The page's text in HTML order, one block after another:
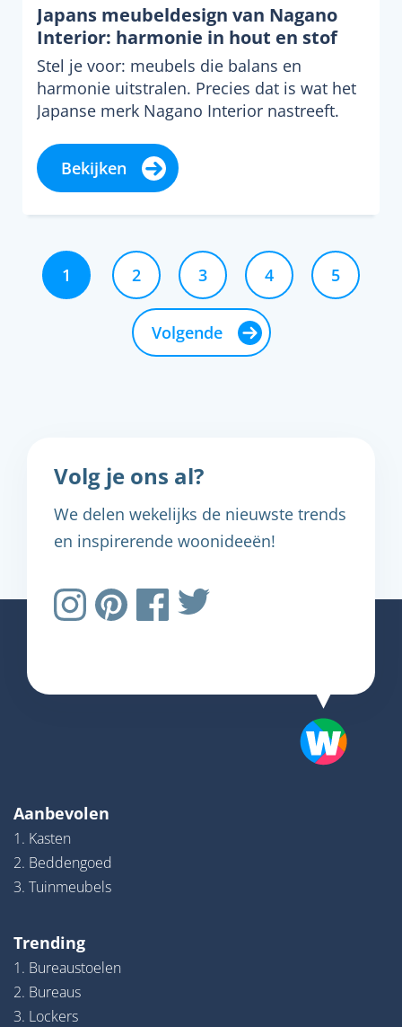
Japans meubeldesign van Nagano
Interior: harmonie in hout en stof
Stel je voor: meubels die balans en
harmonie uitstralen. Precies dat is wat het
Japanse merk Nagano Interior nastreeft.
Bekijken
1 2 3 4 5
Volgende
Volg je ons al?
We delen wekelijks de nieuwste trends
en inspirerende woonideeën!
Aanbevolen
1. Kasten
2. Beddengoed
3. Tuinmeubels
Trending
1. Bureaustoelen
2. Bureaus
3. Lockers